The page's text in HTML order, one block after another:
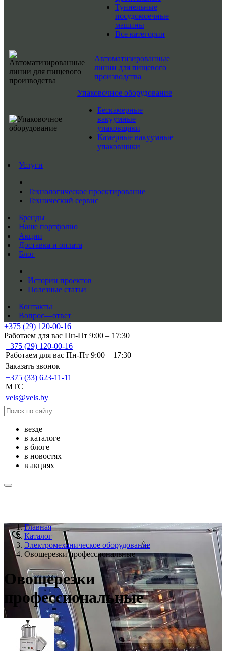
Туннельные
посудомоечные
машины
Все категории
Автоматизированные
линии для пищевого
производства
Упаковочное оборудование
Бескамерные
вакуумные
упаковщики
Камерные вакуумные
упаковщики
Услуги
Технологическое проектирование
Технический сервис
Бренды
Наше портфолио
Акции
Доставка и оплата
Блог
Истории проектов
Полезные статьи
Контакты
Вопрос—ответ
+375 (29) 120-00-16
Работаем для вас Пн-Пт 9:00 – 17:30
+375 (29) 120-00-16
Работаем для вас Пн-Пт 9:00 – 17:30
Заказать звонок
+375 (33) 623-11-11
MTC
vels@vels.by
везде
в каталоге
в блоге
в новостях
в акциях
Главная
Каталог
Электромеханическое оборудование
Овощерезки профессиональные
Овощерезки
профессиональные